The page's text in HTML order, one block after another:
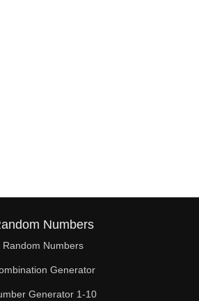
Numbers
Random Numbers
Generator
Generator 1-10